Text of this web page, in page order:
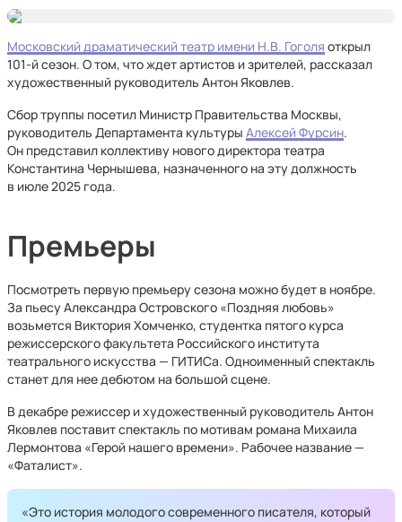
Московский драматический театр имени Н.В. Гоголя открыл
101-й сезон. О том, что ждет артистов и зрителей, рассказал
художественный руководитель Антон Яковлев.
Сбор труппы посетил Министр Правительства Москвы,
руководитель Департамента культуры Алексей Фурсин.
Он представил коллективу нового директора театра
Константина Чернышева, назначенного на эту должность
в июле 2025 года.
Премьеры
Посмотреть первую премьеру сезона можно будет в ноябре.
За пьесу Александра Островского «Поздняя любовь»
возьмется Виктория Хомченко, студентка пятого курса
режиссерского факультета Российского института
театрального искусства — ГИТИСа. Одноименный спектакль
станет для нее дебютом на большой сцене.
В декабре режиссер и художественный руководитель Антон
Яковлев поставит спектакль по мотивам романа Михаила
Лермонтова «Герой нашего времени». Рабочее название —
«Фаталист».
«Это история молодого современного писателя, который